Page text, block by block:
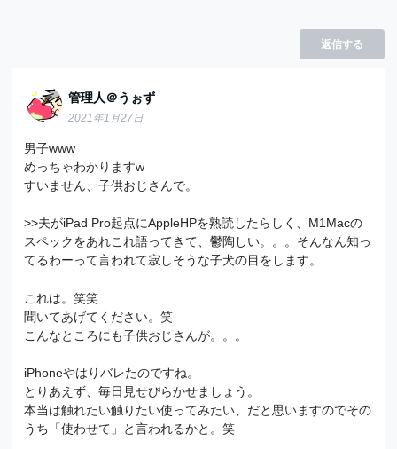
返信する
管理人＠うぉず
2021年1月27日
男子www
めっちゃわかりますw
すいません、子供おじさんで。
>>夫がiPad Pro起点にAppleHPを熟読したらしく、M1Macの
スペックをあれこれ語ってきて、鬱陶しい。。。そんなん知っ
てるわーって言われて寂しそうな子犬の目をします。
これは。笑笑
聞いてあげてください。笑
こんなところにも子供おじさんが。。。
iPhoneやはりバレたのですね。
とりあえず、毎日見せびらかせましょう。
本当は触れたい触りたい使ってみたい、だと思いますのでその
うち「使わせて」と言われるかと。笑